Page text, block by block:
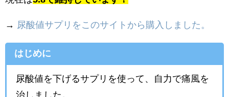
→ 尿酸値サプリをこのサイトから購入しました。
はじめに
尿酸値を下げるサプリを使って、自力で痛風を
治しました。